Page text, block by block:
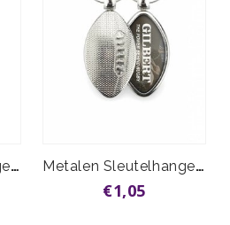
Metalen Sleutelhanger Voetbal Metalen Sleutelhanger Rugbybal
€1,05